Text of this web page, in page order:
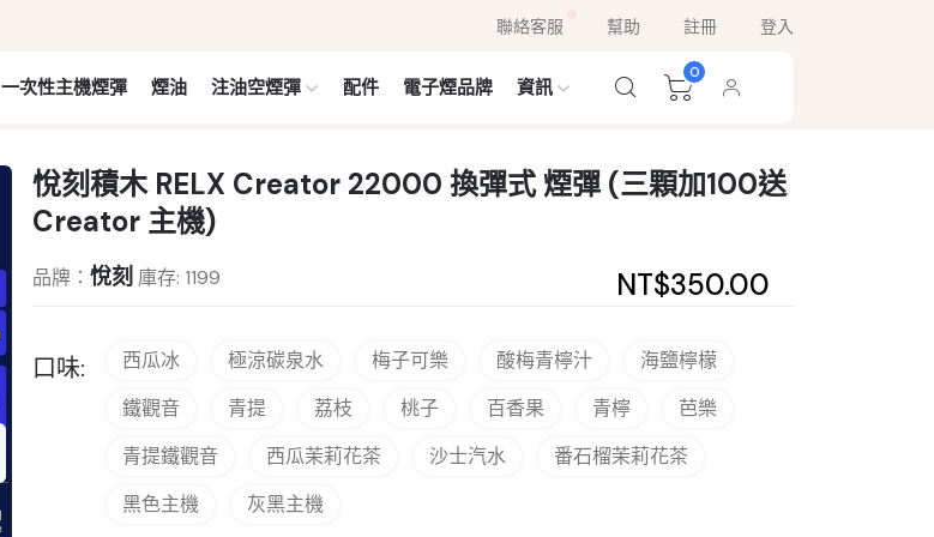
聯絡客服 幫助 註冊 登入
一次性主機煙彈 煙油 注油空煙彈 配件 電子煙品牌 資訊
0
悅刻積木 RELX Creator 22000 換彈式 煙彈 (三顆加100送
Creator 主機)
品牌： 悅刻 NT$350.00
庫存: 1199
口味: 西瓜冰 極涼碳泉水 梅子可樂 酸梅青檸汁
海鹽檸檬
鐵觀音
青提 荔枝 桃子 百香果 青檸
芭樂
青提鐵觀音
西瓜茉莉花茶 沙士汽水
番石榴茉莉花茶
黑色主機
灰黑主機